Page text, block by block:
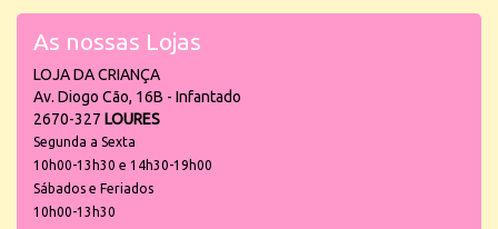
As nossas Lojas
LOJA DA CRIANÇA
Av. Diogo Cão, 16B - Infantado
2670-327 LOURES
Segunda a Sexta
10h00-13h30 e 14h30-19h00
Sábados e Feriados
10h00-13h30